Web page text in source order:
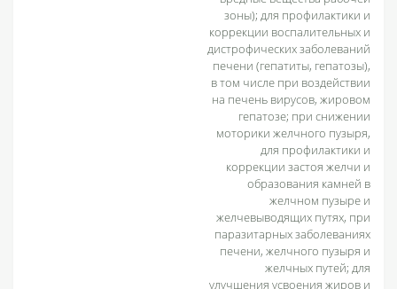
зоны); для профилактики и
коррекции воспалительных и
дистрофических заболеваний
печени (гепатиты, гепатозы),
в том числе при воздействии
на печень вирусов, жировом
гепатозе; при снижении
моторики желчного пузыря,
для профилактики и
коррекции застоя желчи и
образования камней в
желчном пузыре и
желчевыводящих путях, при
паразитарных заболеваниях
печени, желчного пузыря и
желчных путей; для
улучшения усвоения жиров и